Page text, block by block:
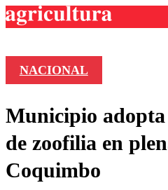
Frecuencias
Agricultura TV
Deportes
Colo Colo
Entretención
NACIONAL
Municipio
de zoofilia en
Coquimbo